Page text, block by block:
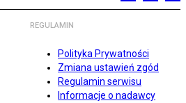
REGULAMIN
Polityka Prywatności
Zmiana ustawień zgód
Regulamin serwisu
Informacje o nadawcy